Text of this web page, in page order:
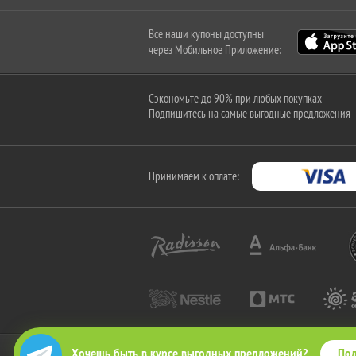
Все наши купоны доступны
через Мобильное Приложение:
Сэкономьте до 90% при любых покупках
Подпишитесь на самые выгодные предложения
Принимаем к оплате: